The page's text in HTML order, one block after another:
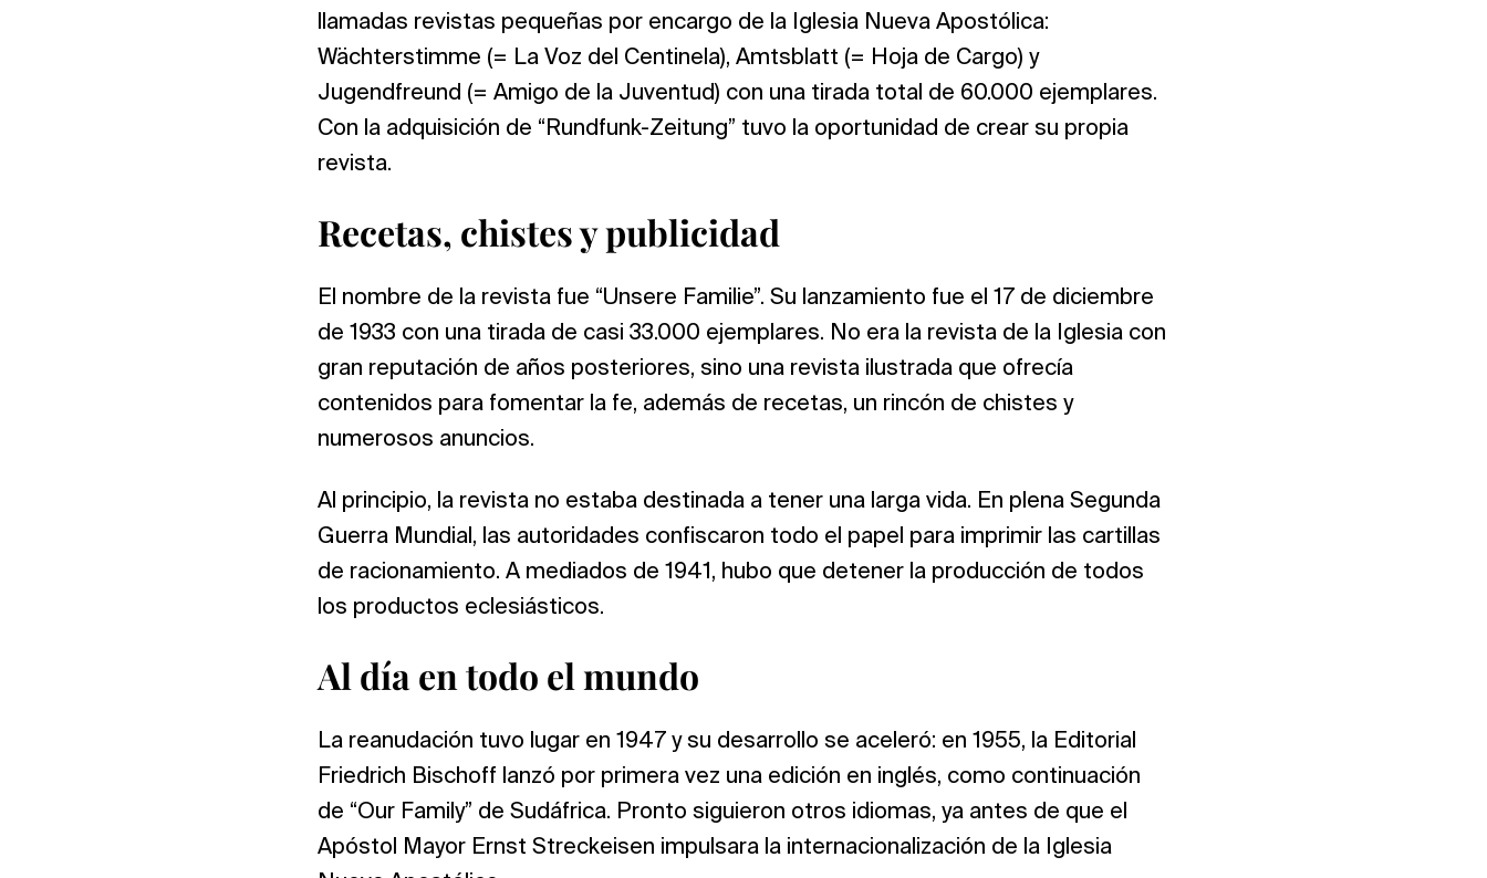
llamadas revistas pequeñas por encargo de la Iglesia Nueva Apostólica:
Wächterstimme (= La Voz del Centinela), Amtsblatt (= Hoja de Cargo) y
Jugendfreund (= Amigo de la Juventud) con una tirada total de 60.000 ejemplares.
Con la adquisición de “Rundfunk-Zeitung” tuvo la oportunidad de crear su propia
revista.
Recetas, chistes y publicidad
El nombre de la revista fue “Unsere Familie”. Su lanzamiento fue el 17 de diciembre
de 1933 con una tirada de casi 33.000 ejemplares. No era la revista de la Iglesia con
gran reputación de años posteriores, sino una revista ilustrada que ofrecía
contenidos para fomentar la fe, además de recetas, un rincón de chistes y
numerosos anuncios.
Al principio, la revista no estaba destinada a tener una larga vida. En plena Segunda
Guerra Mundial, las autoridades confiscaron todo el papel para imprimir las cartillas
de racionamiento. A mediados de 1941, hubo que detener la producción de todos
los productos eclesiásticos.
Al día en todo el mundo
La reanudación tuvo lugar en 1947 y su desarrollo se aceleró: en 1955, la Editorial
Friedrich Bischoff lanzó por primera vez una edición en inglés, como continuación
de “Our Family” de Sudáfrica. Pronto siguieron otros idiomas, ya antes de que el
Apóstol Mayor Ernst Streckeisen impulsara la internacionalización de la Iglesia